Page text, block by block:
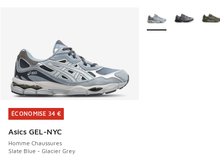
ÉCONOMISE 34 €
Asics GEL-NYC
Homme Chaussures
Slate Blue - Glacier Grey
ÉCONOMISE 34 €
Plus de couleurs